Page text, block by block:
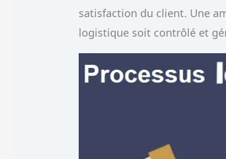
satisfaction du client. Une
logistique soit contrôlé et